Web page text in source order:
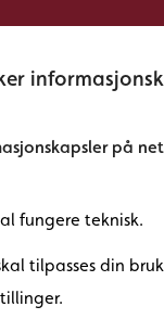
på
fungere teknisk.
tilpasses din